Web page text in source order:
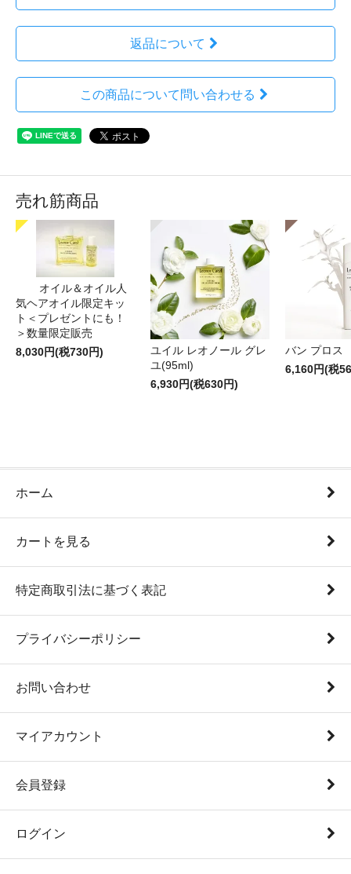
返品について
この商品について問い合わせる
売れ筋商品
オイル＆オイル人
気ヘアオイル限定キッ
ト＜プレゼントにも！
＞数量限定販売
8,030円(税730円)
ユイル レオノール グレ
ユ(95ml)
6,930円(税630円)
バン プロス
6,160円(税
ホーム
カートを見る
特定商取引法に基づく表記
プライバシーポリシー
お問い合わせ
マイアカウント
会員登録
ログイン